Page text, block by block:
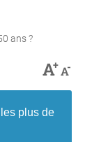
ans ?
A+A-
plus de